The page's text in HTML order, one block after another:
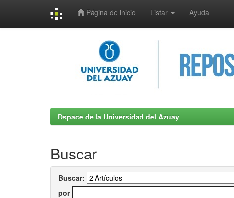
Página de inicio Listar Ayuda
Dspace de la Universidad del Azuay
Buscar
Buscar:
por